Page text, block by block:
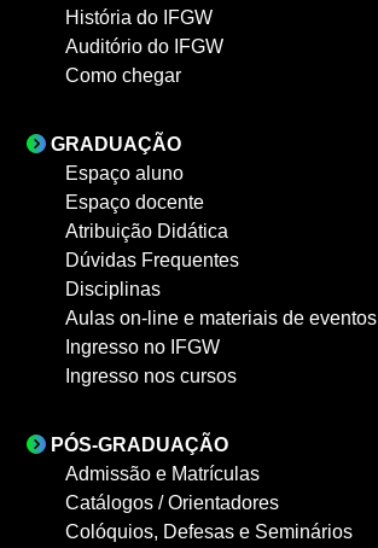
História do IFGW
Auditório do IFGW
Como chegar
GRADUAÇÃO
Espaço aluno
Espaço docente
Atribuição Didática
Dúvidas Frequentes
Disciplinas
Aulas on-line e materiais de eventos
Ingresso no IFGW
Ingresso nos cursos
PÓS-GRADUAÇÃO
Admissão e Matrículas
Catálogos / Orientadores
Colóquios, Defesas e Seminários